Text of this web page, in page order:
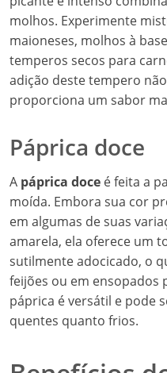
molhos. Experimente
maioneses, molhos à
temperos secos para
adição deste tempero
proporciona um sabor
Páprica doce
A páprica doce é feita a
moída. Embora sua cor
em algumas de suas
amarela, ela oferece um
sutilmente adocicado, o
feijões ou em ensopados
páprica é versátil e pode
quentes quanto frios.